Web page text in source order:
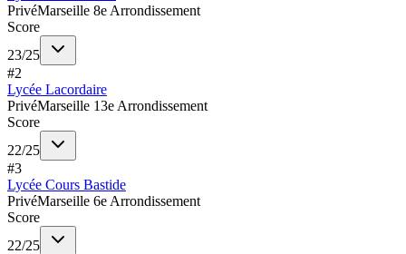
PrivéMarseille 8e Arrondissement
Score
23/25
#2
Lycée Lacordaire
PrivéMarseille 13e Arrondissement
Score
22/25
#3
Lycée Cours Bastide
PrivéMarseille 6e Arrondissement
Score
22/25